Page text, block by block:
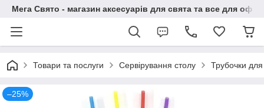
Мега Свято - магазин аксесуарів для свята та все для
Товари та послуги Сервірування столу Трубочки для
–25%